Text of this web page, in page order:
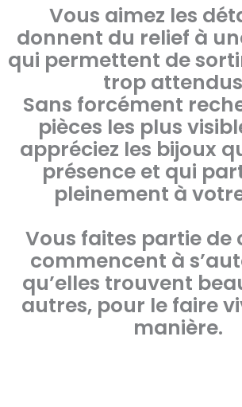
Vous aimez les
donnent du relief à
qui permettent de
trop
Sans forcément
pièces les plus
appréciez les bijoux
présence et qui
pleinement à
Vous faites partie de
commencent à
qu’elles trouvent
autres, pour le faire
manière.